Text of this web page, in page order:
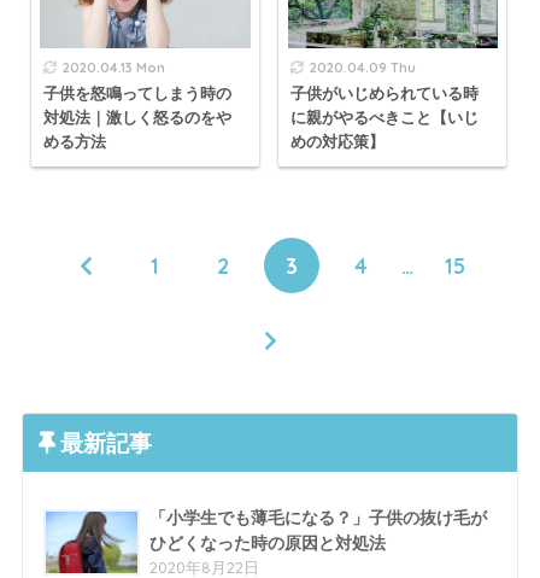
2020.04.13 Mon
子供を怒鳴ってしまう時の
対処法｜激しく怒るのをや
める方法
2020.04.09 Thu
子供がいじめられている時
に親がやるべきこと【いじ
めの対応策】
1 2 3 4 … 15
最新記事
「小学生でも薄毛になる？」子供の抜け毛が
ひどくなった時の原因と対処法
2020年8月22日